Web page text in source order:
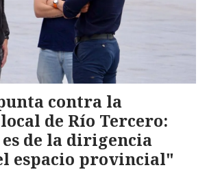
contra la
de Río Tercero:
de la dirigencia
espacio provincial"